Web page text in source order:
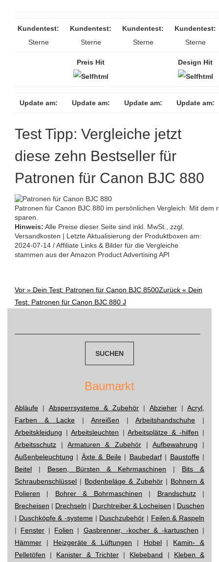
Kundentest:
Sterne
Kundentest:
Sterne
Kundentest:
Sterne
Kundentest:
Sterne
Preis Hit Design Hit
Update am: Update am: Update am: Update am:
Test Tipp: Vergleiche jetzt
diese zehn Bestseller für
Patronen für Canon BJC 880
Patronen für Canon BJC 880 im persönlichen Vergleich: Mit dem
sparen.
Hinweis: Alle Preise dieser Seite sind inkl. MwSt., zzgl.
Versandkosten | Letzte Aktualisierung der Produktboxen am:
2024-07-14 / Affiliate Links & Bilder für die Vergleiche
stammen aus der Amazon Product Advertising API
Post
Vor » Dein Test: Patronen für Canon BJC 8500Zurück « Dein
Test: Patronen für Canon BJC 880 J
Baumarkt
Abläufe | Absperrsysteme & Zubehör | Abzieher| Acryl,
Farben & Lacke | Anreißen | Arbeitshandschuhe |
Arbeitskleidung |Arbeitsleuchten |Arbeitsplätze & -hilfen |
Arbeitsschutz |Armaturen & Zubehör| Aufbewahrung |
Außenbeleuchtung | Äxte & Beile| Baubedarf| Baustoffe|
Beitel | Besen, Bürsten & Kehrmaschinen | Bits &
Schraubenschlüssel | Bodenbeläge & Zubehör| Bohnern &
Polieren | Bohrer & Bohrmaschinen | Brandschutz|
Brecheisen | Drechseln | Durchtreiber & Locheisen | Duschen
| Duschköpfe & -systeme | Duschzubehör | Feilen & Raspeln
| Fenster | Folien | Gasbrenner, -kocher & -kartuschen |
Hämmer | Heizgeräte & Lüftungen | Hobel| Kamin- &
Pelletöfen | Kanister & Trichter| Klebeband | Kleben &